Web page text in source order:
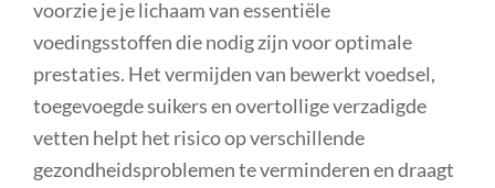
voorzie je je lichaam van essentiële
voedingsstoffen die nodig zijn voor optimale
prestaties. Het vermijden van bewerkt voedsel,
toegevoegde suikers en overtollige verzadigde
vetten helpt het risico op verschillende
gezondheidsproblemen te verminderen en draagt